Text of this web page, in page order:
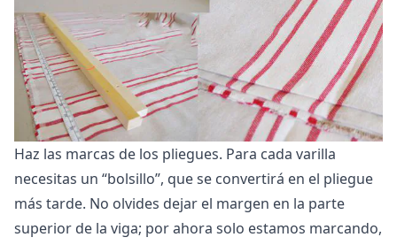
Haz las marcas de los pliegues. Para cada varilla
necesitas un “bolsillo”, que se convertirá en el pliegue
más tarde. No olvides dejar el margen en la parte
superior de la viga; por ahora solo estamos marcando,